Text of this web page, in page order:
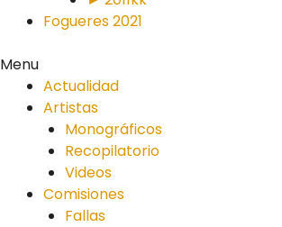
Fogueres 2021
Menu
Actualidad
Artistas
Monográficos
Recopilatorio
Videos
Comisiones
Fallas